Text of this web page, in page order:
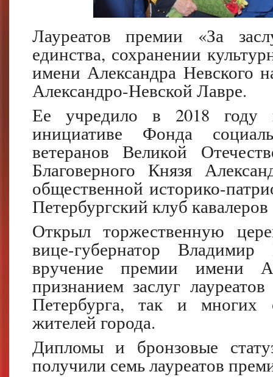
Лауреатов премии «За
единства, сохранении
имени Александра Невского
Александро-Невской Лавре.
Ее учредило в 2018 году
инициативе Фонда
ветеранов Великой
Благоверного Князя
общественной историко-
Петербургский клуб
Открыл торжественную
вице-губернатор
вручение премии имени
признанием заслуг
Петербурга, так и многих
жителей города.
Дипломы и бронзовые
получили семь лауреатов